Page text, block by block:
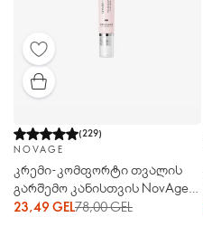
(229)
NOVAGE
კრემი-კომფორტი თვალის
გარშემო კანისთვის NovAge
Skinrelief Pro Resilient (ნოვეიჯ
23,49 GEL78,00 GEL